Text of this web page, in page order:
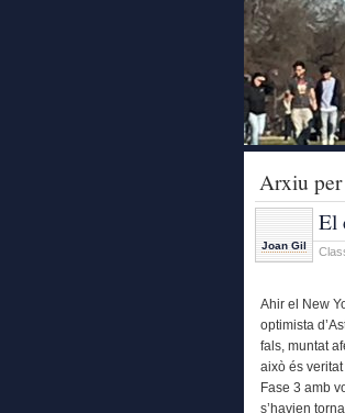
Arxiu
Joan Gil
El
Ahir el New
optimista
fals, muntat
això és
Fase 3 amb
s’havien